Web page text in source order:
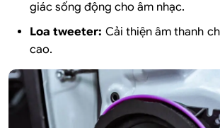
giác sống động cho âm nhạc.
Loa tweeter: Cải thiện âm thanh
cao.